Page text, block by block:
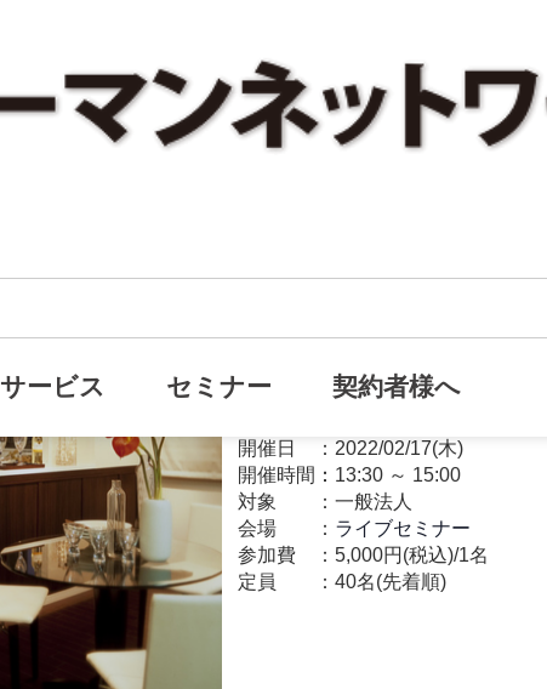
サービス セミナー 契約者様へ
と退職後のプライベートカンパニーの
開催日
2022/02/17(木)
開催時間： 13:30 ～ 15:00
対象
一般法人
会場
ライブセミナー
参加費
5,000円(税込)/1名
定員
40名(先着順)